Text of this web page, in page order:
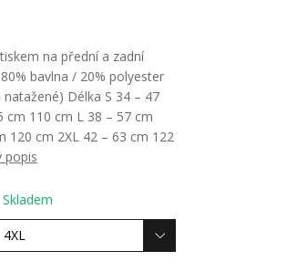
na přední a zadní
bavlna / 20% polyester
Délka S 34 – 47
cm 110 cm L 38 – 57 cm
120 cm 2XL 42 – 63 cm 122
popis
Skladem